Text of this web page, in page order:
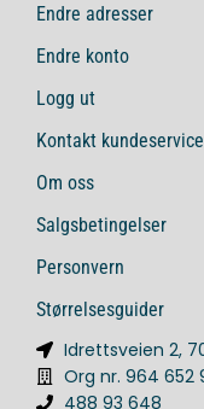
Endre adresser
Endre konto
Logg ut
Kontakt kundeservice
Om oss
Salgsbetingelser
Personvern
Størrelsesguider
Idrettsveien 2,
Org nr. 964 652
488 93 648